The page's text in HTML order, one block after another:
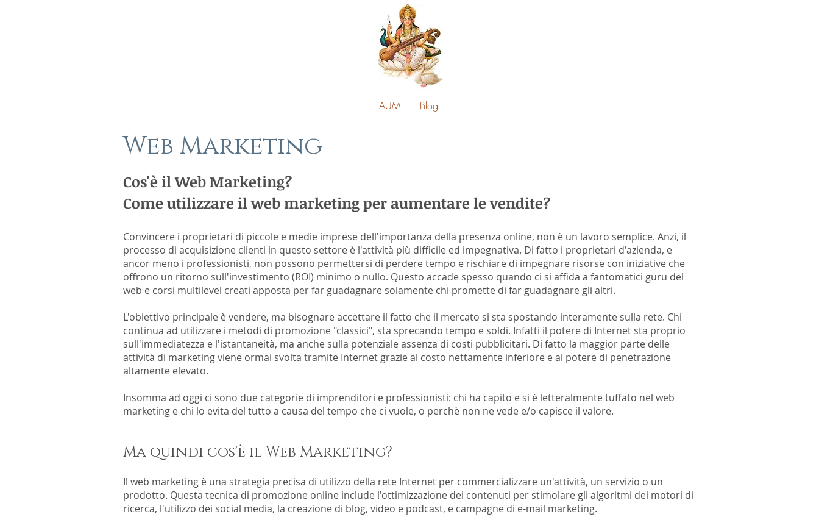
AUM Blog
Web Marketing
Cos'è il Web Marketing?
Come utilizzare il web marketing per aumentare le vendite?
Convincere i proprietari di piccole e medie imprese dell'importanza della presenza online, non è un lavoro semplice. Anzi, il
processo di acquisizione clienti in questo settore è l'attività più difficile ed impegnativa. Di fatto i proprietari d'azienda, e
ancor meno i professionisti, non possono permettersi di perdere tempo e rischiare di impegnare risorse con iniziative che
offrono un ritorno sull'investimento (ROI) minimo o nullo. Questo accade spesso quando ci si affida a fantomatici guru del
web e corsi multilevel creati apposta per far guadagnare solamente chi promette di far guadagnare gli altri.
L'obiettivo principale è vendere, ma bisognare accettare il fatto che il mercato si sta spostando interamente sulla rete. Chi
continua ad utilizzare i metodi di promozione "classici", sta sprecando tempo e soldi. Infatti il potere di Internet sta proprio
sull'immediatezza e l'istantaneità, ma anche sulla potenziale assenza di costi pubblicitari. Di fatto la maggior parte delle
attività di marketing viene ormai svolta tramite Internet grazie al costo nettamente inferiore e al potere di penetrazione
altamente elevato.
Insomma ad oggi ci sono due categorie di imprenditori e professionisti: chi ha capito e si è letteralmente tuffato nel web
marketing e chi lo evita del tutto a causa del tempo che ci vuole, o perchè non ne vede e/o capisce il valore.
Ma quindi cos'è il Web Marketing?
Il web marketing è una strategia precisa di utilizzo della rete Internet per commercializzare un'attività, un servizio o un
prodotto. Questa tecnica di promozione online include l'ottimizzazione dei contenuti per stimolare gli algoritmi dei motori di
ricerca, l'utilizzo dei social media, la creazione di blog, video e podcast, e campagne di e-mail marketing.